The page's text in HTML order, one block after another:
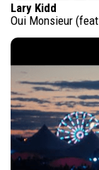
Lary Kidd
Oui Monsieur